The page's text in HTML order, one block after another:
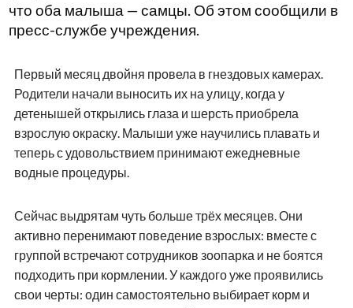
что оба малыша — самцы. Об этом сообщили в
пресс-службе учреждения.
Первый месяц двойня провела в гнездовых камерах.
Родители начали выносить их на улицу, когда у
детенышей открылись глаза и шерсть приобрела
взрослую окраску. Малыши уже научились плавать и
теперь с удовольствием принимают ежедневные
водные процедуры.
Сейчас выдрятам чуть больше трёх месяцев. Они
активно перенимают поведение взрослых: вместе с
группой встречают сотрудников зоопарка и не боятся
подходить при кормлении. У каждого уже проявились
свои черты: один самостоятельно выбирает корм и